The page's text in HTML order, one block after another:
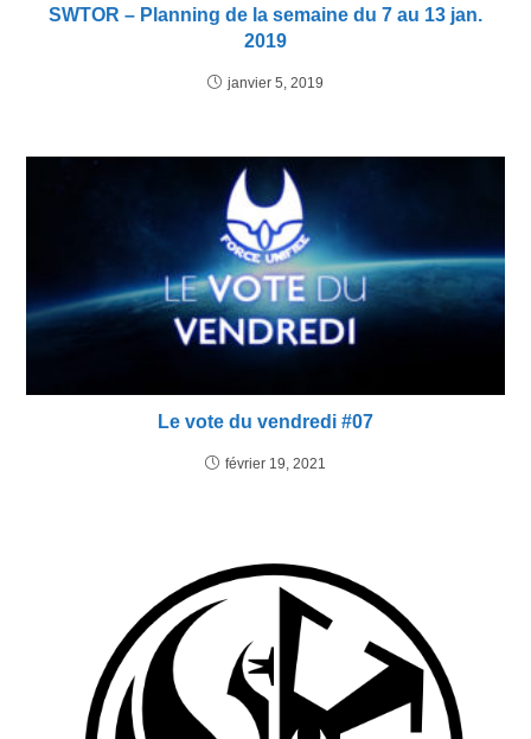
SWTOR – Planning de la semaine du 7 au 13 jan.
2019
janvier 5, 2019
Le vote du vendredi #07
février 19, 2021